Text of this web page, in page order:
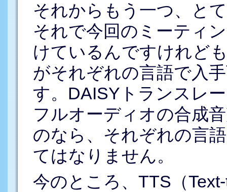
それからもう一つ、と
それで今回のミーティ
けているんですけれど
がそれぞれの言語で入
す。DAISYトランスレ
フルオーディオの合成
のなら、それぞれの言
てはなりません。
今のところ、TTS（